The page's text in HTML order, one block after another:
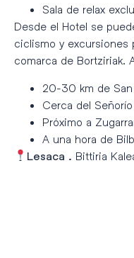
Sala de relax
Desde el Hotel se
ciclismo y excursiones
comarca de Bortziriak.
20-30 km de San
Cerca del
Próximo a
A una hora de
Lesaca . Bittiria